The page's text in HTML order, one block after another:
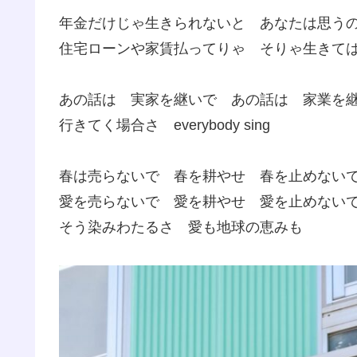
年金だけじゃ生きられないと あなたは思う
住宅ローンや家賃払ってりゃ そりゃ生きて
あの話は 実家を継いで あの話は 家業を
行きてく場合さ everybody sing
春は売らないで 春を耕やせ 春を止めない
愛を売らないで 愛を耕やせ 愛を止めない
そう染みわたるさ 愛も地球の恵みも